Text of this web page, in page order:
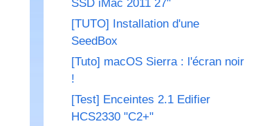
SSD iMac 2011 27"
[TUTO] Installation d'une
SeedBox
[Tuto] macOS Sierra : l'écran noir
!
[Test] Enceintes 2.1 Edifier
HCS2330 "C2+"